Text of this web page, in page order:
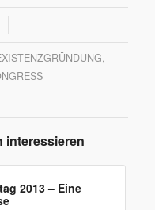
,
interessieren
2013 – Eine